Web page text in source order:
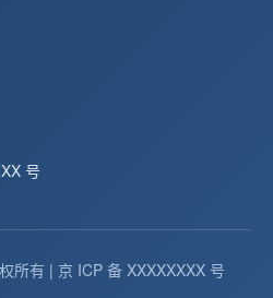
号
所有 | 京 ICP 备 XXXXXXXX 号